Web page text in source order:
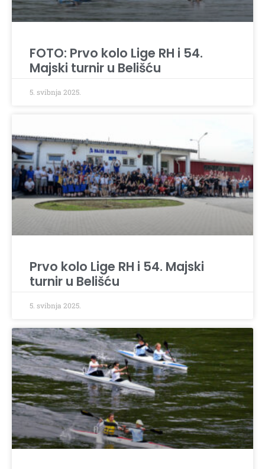
FOTO: Prvo kolo Lige RH i 54.
Majski turnir u Belišću
5. svibnja 2025.
Prvo kolo Lige RH i 54. Majski
turnir u Belišću
5. svibnja 2025.